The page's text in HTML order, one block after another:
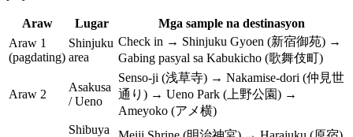
Araw Lugar
Mga sample na destinasyon
Araw 1
(pagdating)
Shinjuku
area
Check in → Shinjuku Gyoen (新宿御苑) →
Gabing pasyal sa Kabukicho (歌舞伎町)
Araw 2
Asakusa
/ Ueno
Senso-ji (浅草寺) → Nakamise-dori (仲見世
通り) → Ueno Park (上野公園) →
Ameyoko (アメ横)
Shibuya